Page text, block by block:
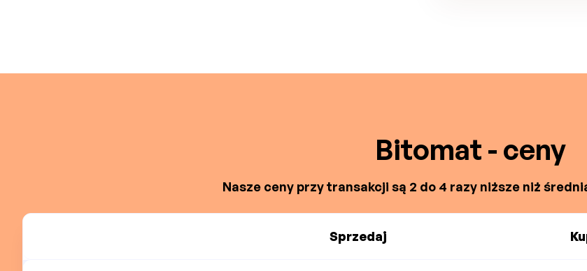
Bitomat - ceny
Nasze ceny przy transakcji są 2 do 4 razy niższe niż
Sprzedaj